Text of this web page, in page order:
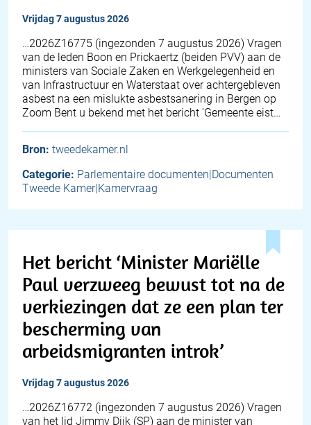
vrijdag 7 augustus 2026
… 2026Z16775 (ingezonden 7 augustus 2026) Vragen
van de leden Boon en Prickaertz (beiden PVV) aan de
ministers van Sociale Zaken en Werkgelegenheid en
van Infrastructuur en Waterstaat over achtergebleven
asbest na een mislukte asbestsanering in Bergen op
Zoom Bent u bekend met het bericht 'Gemeente eist…
Bron: tweedekamer.nl
Categorie: Parlementaire documenten|Documenten
Tweede Kamer|Kamervraag
Het bericht ‘Minister Mariëlle
Paul verzweeg bewust tot na de
verkiezingen dat ze een plan ter
bescherming van
arbeidsmigranten introk’
vrijdag 7 augustus 2026
… 2026Z16772 (ingezonden 7 augustus 2026) Vragen
van het lid Jimmy Dijk (SP) aan de minister van